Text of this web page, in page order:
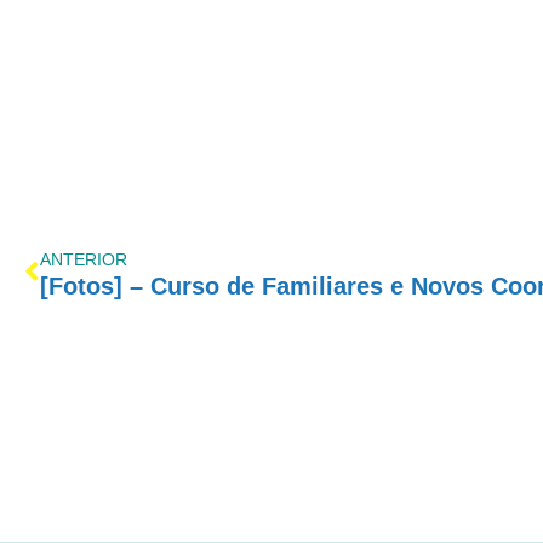
ANTERIOR
[Fotos] – Curso de Familiares e Novos